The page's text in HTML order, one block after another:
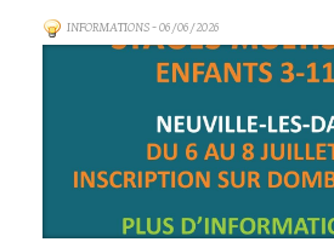
INFORMATIONS- 06/06/2026